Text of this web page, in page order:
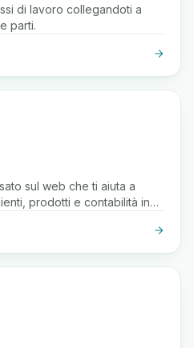
di lavoro collegandoti a
parti.
sul web che ti aiuta a
prodotti e contabilità in